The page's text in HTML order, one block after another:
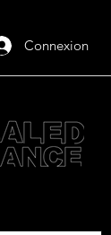
Connexion